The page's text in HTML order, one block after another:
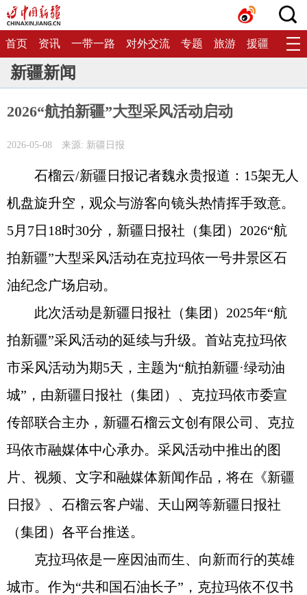
首页 资讯 一带一路 对外交流 专题 旅游 援疆 生态
新疆新闻
2026“航拍新疆”大型采风活动启动
2026-05-08 来源: 新疆日报
石榴云/新疆日报记者魏永贵报道：15架无人
机盘旋升空，观众与游客向镜头热情挥手致意。
5月7日18时30分，新疆日报社（集团）2026“航
拍新疆”大型采风活动在克拉玛依一号井景区石
油纪念广场启动。
此次活动是新疆日报社（集团）2025年“航
拍新疆”采风活动的延续与升级。首站克拉玛依
市采风活动为期5天，主题为“航拍新疆·绿动油
城”，由新疆日报社（集团）、克拉玛依市委宣
传部联合主办，新疆石榴云文创有限公司、克拉
玛依市融媒体中心承办。采风活动中推出的图
片、视频、文字和融媒体新闻作品，将在《新疆
日报》、石榴云客户端、天山网等新疆日报社
（集团）各平台推送。
克拉玛依是一座因油而生、向新而行的英雄
城市。作为“共和国石油长子”，克拉玛依不仅书